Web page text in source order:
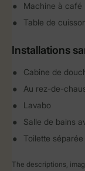
Machine à café
Table de
Installations
Cabine de
Au rez-de-
Lavabo
Salle de bains
Toilette séparée
The descriptions,